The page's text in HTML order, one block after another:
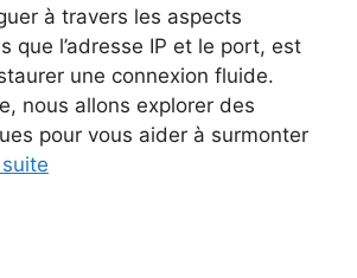
à travers les aspects
que l’adresse IP et le port, est
une connexion fluide.
nous allons explorer des
pour vous aider à surmonter